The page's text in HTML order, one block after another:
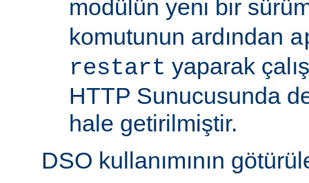
modülün yeni bir
komutunun ardından
restart yaparak
HTTP Sunucusunda
hale getirilmiştir.
DSO kullanımının